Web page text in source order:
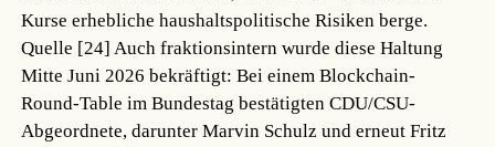
Kurse erhebliche haushaltspolitische Risiken berge.
Quelle [24] Auch fraktionsintern wurde diese Haltung
Mitte Juni 2026 bekräftigt: Bei einem Blockchain-
Round-Table im Bundestag bestätigten CDU/CSU-
Abgeordnete, darunter Marvin Schulz und erneut Fritz